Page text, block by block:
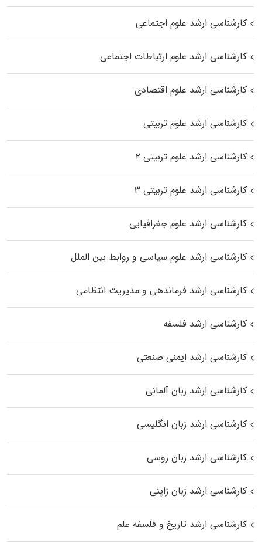
کارشناسی ارشد علوم اجتماعی
کارشناسی ارشد علوم ارتباطات اجتماعی
کارشناسی ارشد علوم اقتصادی
کارشناسی ارشد علوم تربیتی
کارشناسی ارشد علوم تربیتی ۲
کارشناسی ارشد علوم تربیتی ۳
کارشناسی ارشد علوم جغرافیایی
کارشناسی ارشد علوم سیاسی و روابط بین الملل
کارشناسی ارشد فرماندهی و مدیریت انتظامی
کارشناسی ارشد فلسفه
کارشناسی ارشد ایمنی صنعتی
کارشناسی ارشد زبان آلمانی
کارشناسی ارشد زبان انگلیسی
کارشناسی ارشد زبان روسی
کارشناسی ارشد زبان ژاپنی
کارشناسی ارشد تاریخ و فلسفه علم